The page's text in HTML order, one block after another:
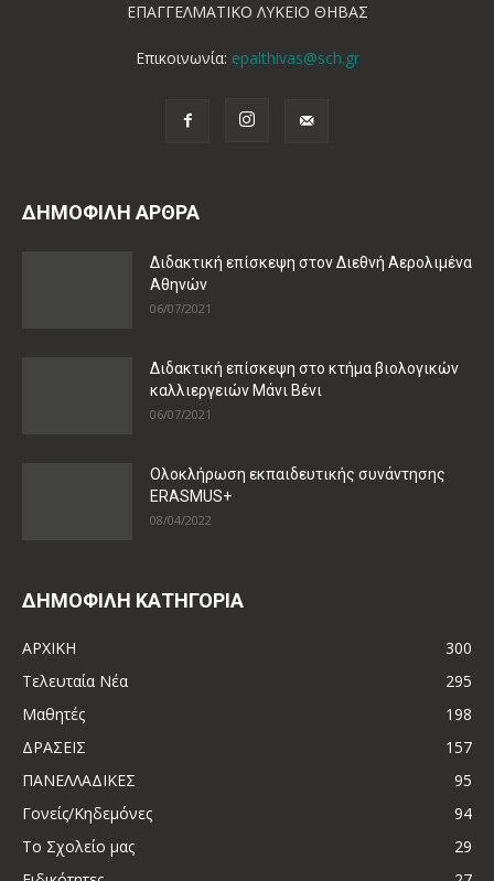
ΕΠΑΓΓΕΛΜΑΤΙΚΟ ΛΥΚΕΙΟ ΘΗΒΑΣ
Επικοινωνία: epalthivas@sch.gr
ΔΗΜΟΦΙΛΗ ΑΡΘΡΑ
Διδακτική επίσκεψη στον Διεθνή Αερολιμένα
Αθηνών
06/07/2021
Διδακτική επίσκεψη στο κτήμα βιολογικών
καλλιεργειών Μάνι Βένι
06/07/2021
Ολοκλήρωση εκπαιδευτικής συνάντησης
ERASMUS+
08/04/2022
ΔΗΜΟΦΙΛΗ ΚΑΤΗΓΟΡΙΑ
ΑΡΧΙΚΗ
300
Τελευταία Νέα
295
Μαθητές
198
ΔΡΑΣΕΙΣ
157
ΠΑΝΕΛΛΑΔΙΚΕΣ
95
Γονείς/Κηδεμόνες
94
Το Σχολείο μας
29